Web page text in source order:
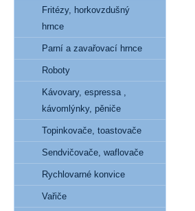
Fritézy, horkovzdušný
hrnce
Parní a zavařovací hrnce
Roboty
Kávovary, espressa ,
kávomlýnky, pěniče
Topinkovače, toastovače
Sendvičovače, waflovače
Rychlovarné konvice
Vařiče